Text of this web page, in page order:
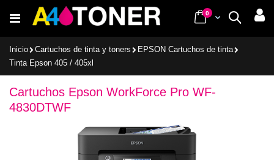
al
Buscar
Cart
0items
Inicio Cartuchos de tinta y toners
EPSON Cartuchos de tinta
Tinta Epson 405 / 405xl
Cartuchos Epson WorkForce Pro WF-
4830DTWF